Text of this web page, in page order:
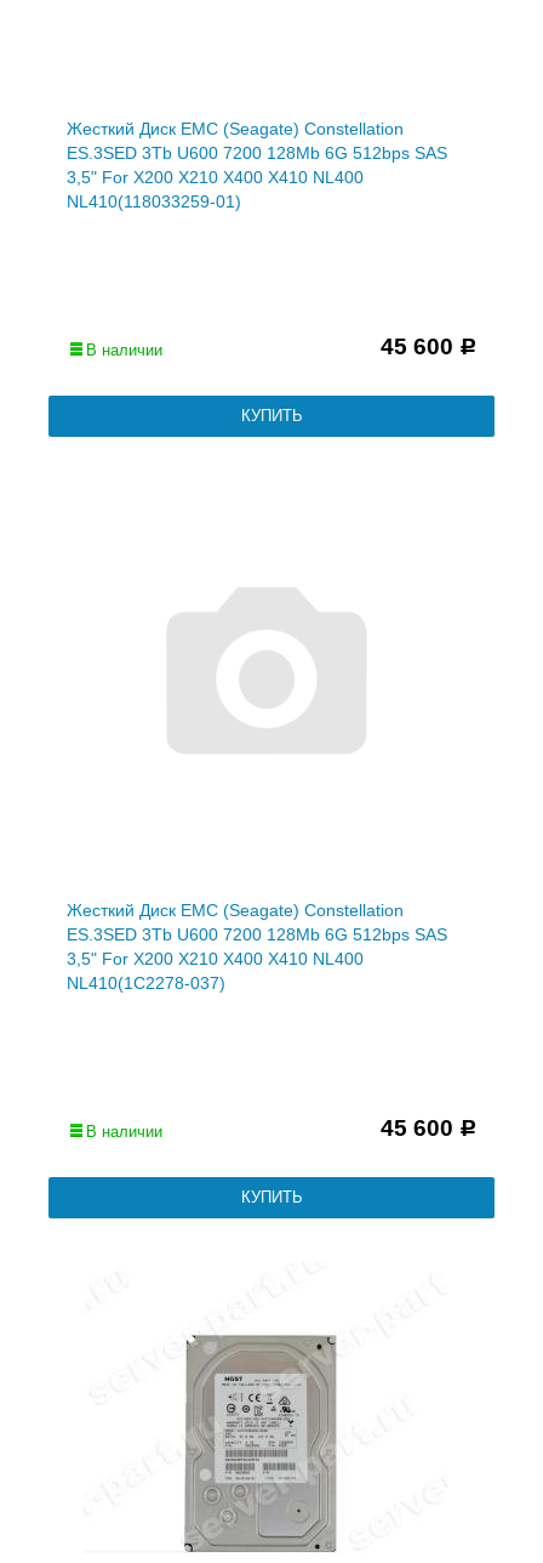
Жесткий Диск EMC (Seagate) Constellation
ES.3SED 3Tb U600 7200 128Mb 6G 512bps SAS
3,5" For X200 X210 X400 X410 NL400
NL410(118033259-01)
В наличии 45 600 Р
Жесткий Диск EMC (Seagate) Constellation
ES.3SED 3Tb U600 7200 128Mb 6G 512bps SAS
3,5" For X200 X210 X400 X410 NL400
NL410(1C2278-037)
В наличии 45 600 Р